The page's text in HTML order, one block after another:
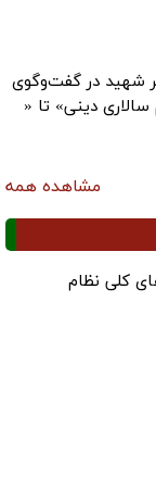
شهید در گفت‌وگوی
سالاری دینی» تا «
مشاهده همه
کلی نظام